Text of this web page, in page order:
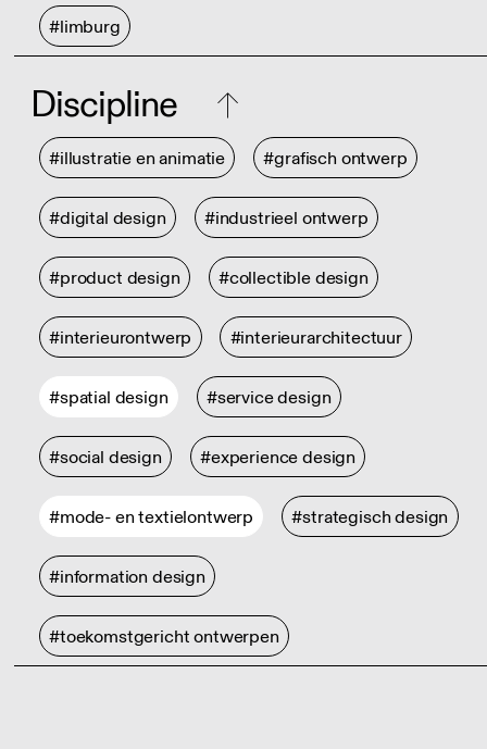
#limburg
Discipline
#illustratie en animatie #grafisch ontwerp
#digital design #industrieel ontwerp
#product design #collectible design
#interieurontwerp #interieurarchitectuur
#spatial design #service design
#social design #experience design
#mode- en textielontwerp #strategisch design
#information design
#toekomstgericht ontwerpen